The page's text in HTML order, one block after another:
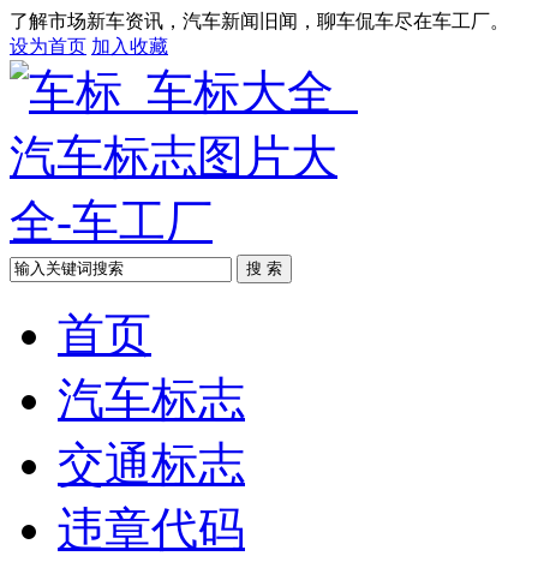
了解市场新车资讯，汽车新闻旧闻，聊车侃车尽在车工厂。
设为首页 加入收藏
搜 索
首页
汽车标志
交通标志
违章代码